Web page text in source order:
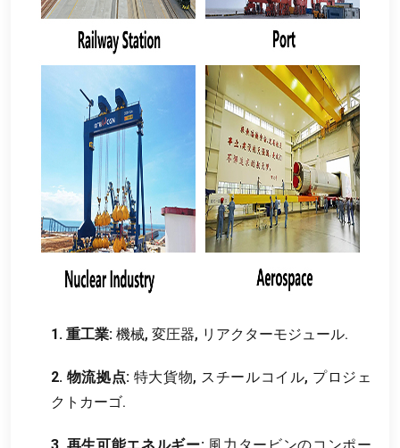
1. 重工業: 機械, 変圧器, リアクターモジュール.
2. 物流拠点: 特大貨物, スチールコイル, プロジェ
クトカーゴ.